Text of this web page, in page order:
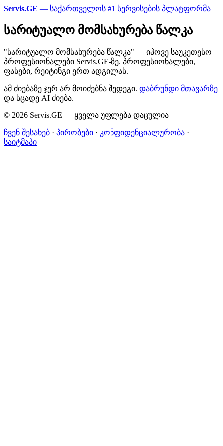
Servis.GE — საქართველოს #1 სერვისების პლატფორმა
სარიტუალო მომსახურება წალკა
"სარიტუალო მომსახურება წალკა" — იპოვე საუკეთესო
პროფესიონალები Servis.GE-ზე. პროფესიონალები,
ფასები, რეიტინგი ერთ ადგილას.
ამ ძიებაზე ჯერ არ მოიძებნა შედეგი. დაბრუნდი მთავარზე
და სცადე AI ძიება.
© 2026 Servis.GE — ყველა უფლება დაცულია
ჩვენ შესახებ · პირობები · კონფიდენციალურობა ·
საიტმაპი